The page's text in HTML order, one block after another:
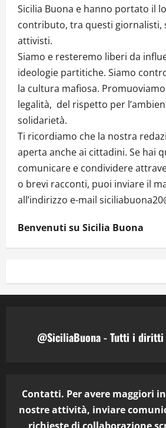
Sicilia Buona e hanno portato il
contributo, tra questi giornalisti,
attivisti.
Siamo e resteremo liberi da
ideologie partitiche. Siamo
la cultura mafiosa.
legalità, del rispetto per
solidarietà.
Ti ricordiamo che la nostra
aperta anche ai cittadini. Se hai
comunicare e condividere
o brevi racconti, puoi inviare il
all’indirizzo e-mail
Benvenuti su Sicilia Buona
@SiciliaBuona - Tutti i
Contatti. Per avere maggiori
nostre attività, inviare
richieste di collaborazione